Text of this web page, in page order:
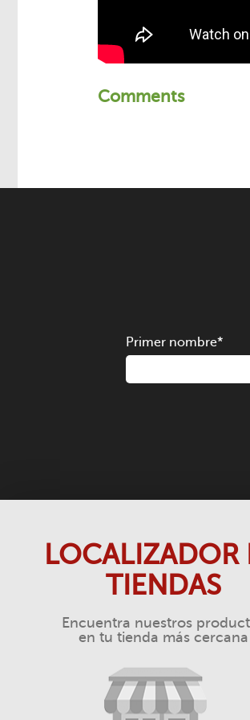
Comments
Primer nombre*
LOCALIZADOR
TIENDAS
Encuentra nuestros
en tu tienda más cercana